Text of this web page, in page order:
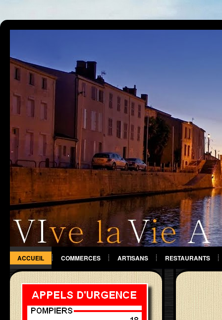
ACCUEIL COMMERCES ARTISANS RESTAURANTS
DIVERS